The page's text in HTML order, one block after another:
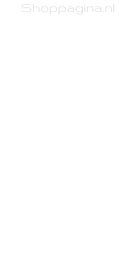
Shoppagina.nl